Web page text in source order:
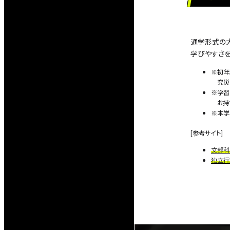
通学形式の
学びやすさ
初
究
学
お
本
[参考サイト]
文部
独立